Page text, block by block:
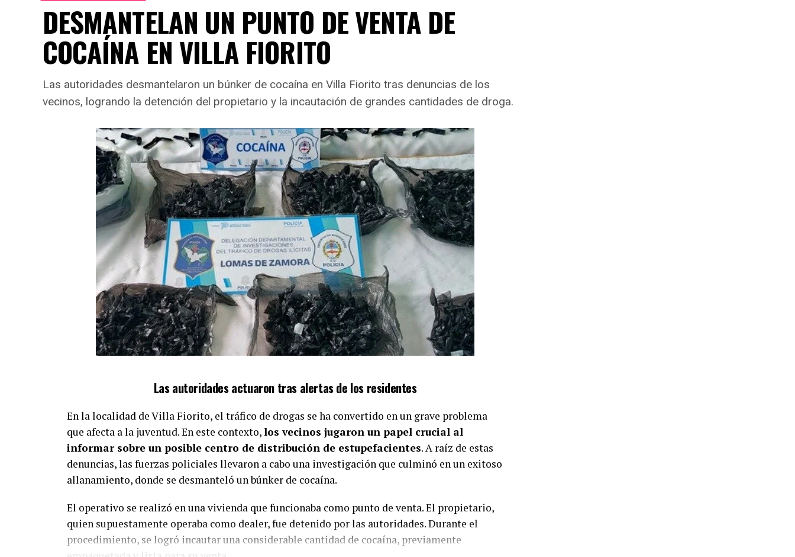
DESMANTELAN UN PUNTO DE VENTA DE
COCAÍNA EN VILLA FIORITO
Las autoridades desmantelaron un búnker de cocaína en Villa Fiorito tras denuncias de los
vecinos, logrando la detención del propietario y la incautación de grandes cantidades de droga.
Las autoridades actuaron tras alertas de los residentes
En la localidad de Villa Fiorito, el tráfico de drogas se ha convertido en un grave problema
que afecta a la juventud. En este contexto,los vecinos jugaron un papel crucial al
informar sobre un posible centro de distribución de estupefacientes. A raíz de estas
denuncias, las fuerzas policiales llevaron a cabo una investigación que culminó en un exitoso
allanamiento, donde se desmanteló un búnker de cocaína.
El operativo se realizó en una vivienda que funcionaba como punto de venta. El propietario,
quien supuestamente operaba como dealer, fue detenido por las autoridades. Durante el
procedimiento, se logró incautar una considerable cantidad de cocaína, previamente